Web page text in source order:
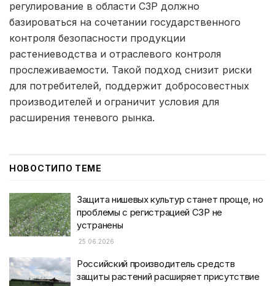
регулирование в области СЗР должно
базироваться на сочетании государственного
контроля безопасности продукции
растениеводства и отраслевого контроля
прослеживаемости. Такой подход снизит риски
для потребителей, поддержит добросовестных
производителей и ограничит условия для
расширения теневого рынка.
НОВОСТИПО ТЕМЕ
Защита нишевых культур станет проще, но
проблемы с регистрацией СЗР не
устранены
25.06.2026
Российский производитель средств
защиты растений расширяет присутствие